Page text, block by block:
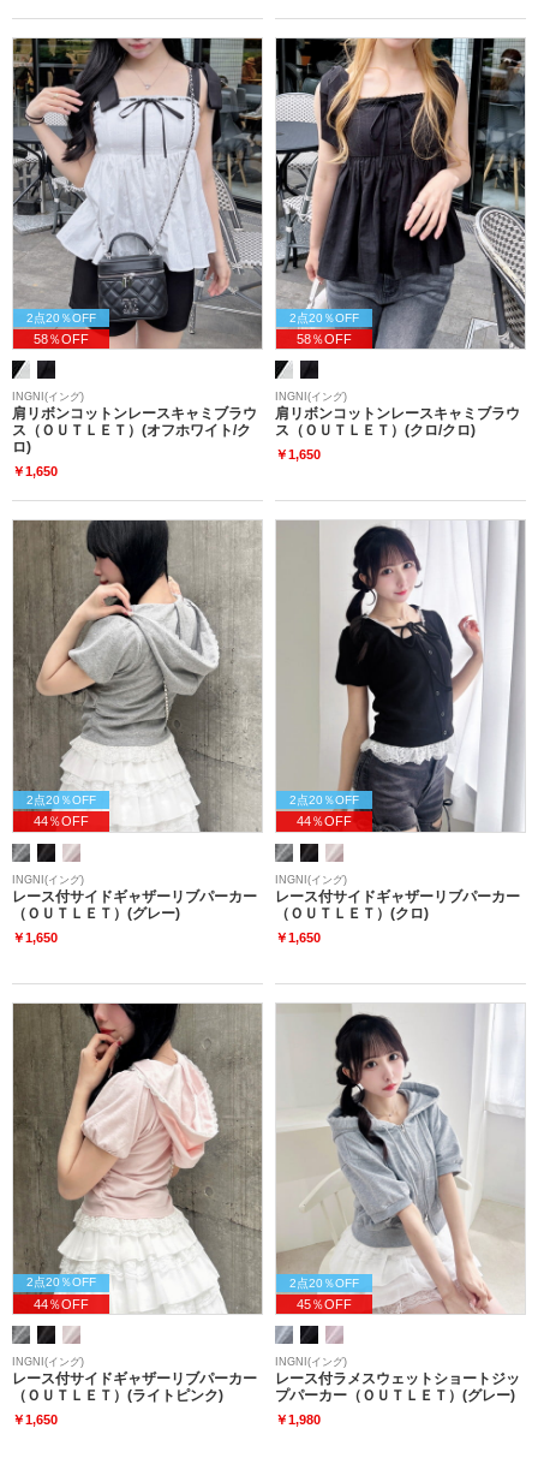
2点20％OFF
58％OFF
INGNI(イング)
肩リボンコットンレースキャミブラウ
ス（ＯＵＴＬＥＴ）(オフホワイト/ク
ロ)
￥1,650
2点20％OFF
58％OFF
INGNI(イング)
肩リボンコットンレースキャミブラウ
ス（ＯＵＴＬＥＴ）(クロ/クロ)
￥1,650
2点20％OFF
44％OFF
INGNI(イング)
レース付サイドギャザーリブパーカー
（ＯＵＴＬＥＴ）(グレー)
￥1,650
2点20％OFF
44％OFF
INGNI(イング)
レース付サイドギャザーリブパーカー
（ＯＵＴＬＥＴ）(クロ)
￥1,650
2点20％OFF
44％OFF
INGNI(イング)
レース付サイドギャザーリブパーカー
（ＯＵＴＬＥＴ）(ライトピンク)
￥1,650
2点20％OFF
45％OFF
INGNI(イング)
レース付ラメスウェットショートジッ
プパーカー（ＯＵＴＬＥＴ）(グレー)
￥1,980